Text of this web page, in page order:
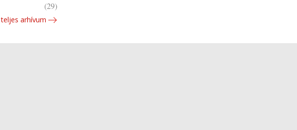
(29)
teljes arhívum